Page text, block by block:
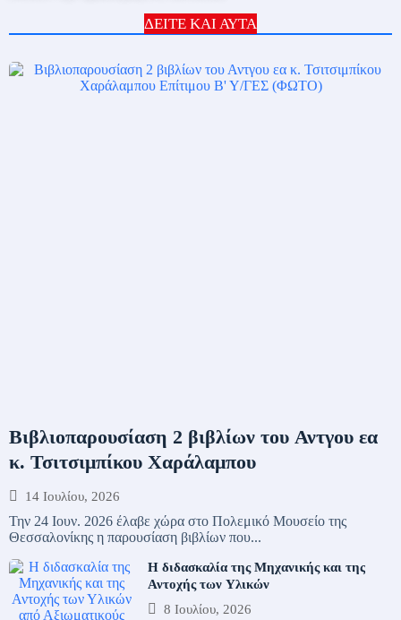
ΔΕΙΤΕ ΚΑΙ ΑΥΤΑ
Bιβλιοπαρουσίαση 2 βιβλίων του Αντγου εα
κ. Τσιτσιμπίκου Χαράλαμπου
14 Ιουλίου, 2026
Την 24 Ιουν. 2026 έλαβε χώρα στο Πολεμικό Μουσείο της
Θεσσαλονίκης η παρουσίαση βιβλίων που...
Η διδασκαλία της Μηχανικής και της
Αντοχής των Υλικών
8 Ιουλίου, 2026